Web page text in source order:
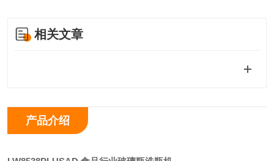
相关文章
产品介绍